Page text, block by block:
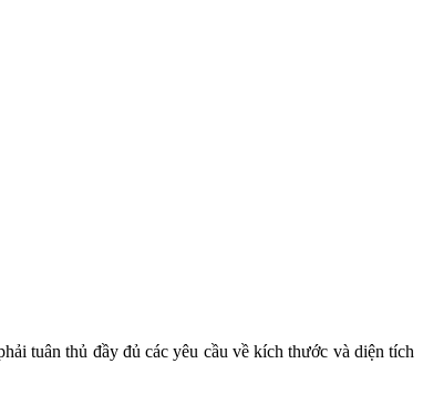
tuân thủ đầy đủ các yêu cầu về kích thước và diện tích